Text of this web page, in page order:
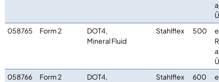
058765
Form 2
DOT4,
Mineral Fluid
Stahlflex 500
058766
Form 2
DOT4,
Stahlflex 600